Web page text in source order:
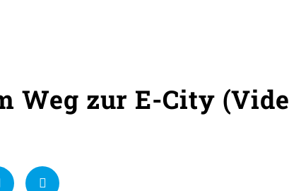
Weg zur E-City